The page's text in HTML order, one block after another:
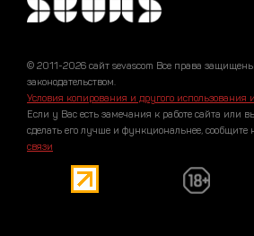
© 2011-2026 сайт sevascom Все права
законодательством.
Условия копирования и другого использования
Если у Вас есть замечания к работе сайта или
сделать его лучше и функциональнее, сообщите
связи